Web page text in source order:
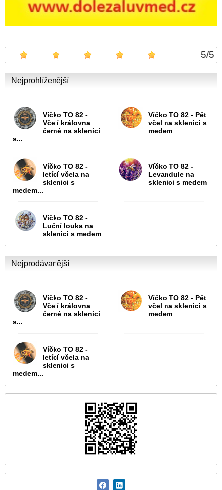
5/5
Nejprohlíženější
Víčko TO 82 -
Včelí královna
černé na sklenici
s...
Víčko TO 82 - Pět
včel na sklenici s
medem
Víčko TO 82 -
letící včela na
sklenici s
medem...
Víčko TO 82 -
Levandule na
sklenici s medem
Víčko TO 82 -
Luční louka na
sklenici s medem
Nejprodávanější
Víčko TO 82 -
Včelí královna
černé na sklenici
s...
Víčko TO 82 - Pět
včel na sklenici s
medem
Víčko TO 82 -
letící včela na
sklenici s
medem...